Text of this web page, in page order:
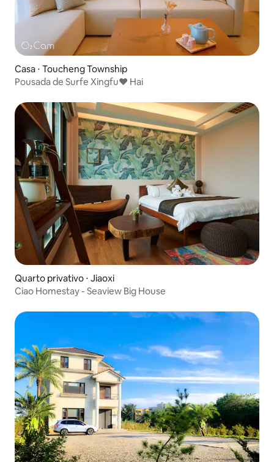
Casa ⋅ Toucheng Township
Pousada de Surfe Xingfu❤️ Hai
Quarto privativo ⋅ Jiaoxi
Ciao Homestay - Seaview Big House